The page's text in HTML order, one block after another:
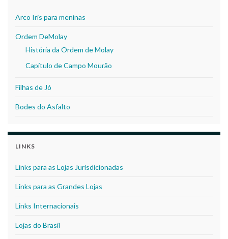
Arco Iris para meninas
Ordem DeMolay
História da Ordem de Molay
Capítulo de Campo Mourão
Filhas de Jó
Bodes do Asfalto
LINKS
Links para as Lojas Jurisdicionadas
Links para as Grandes Lojas
Links Internacionais
Lojas do Brasil